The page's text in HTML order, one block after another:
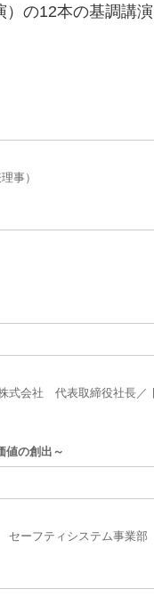
の12本の基調講
事）
式会社 代表取締役社長／
値の創出～
セーフティシステム事業